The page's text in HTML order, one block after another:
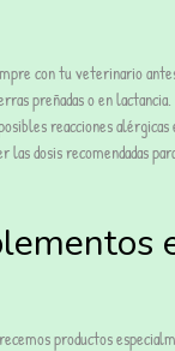
con tu veterinario
preñadas o en lactancia.
reacciones alérgicas
las dosis recomendadas
productos